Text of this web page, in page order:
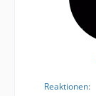
Reaktionen